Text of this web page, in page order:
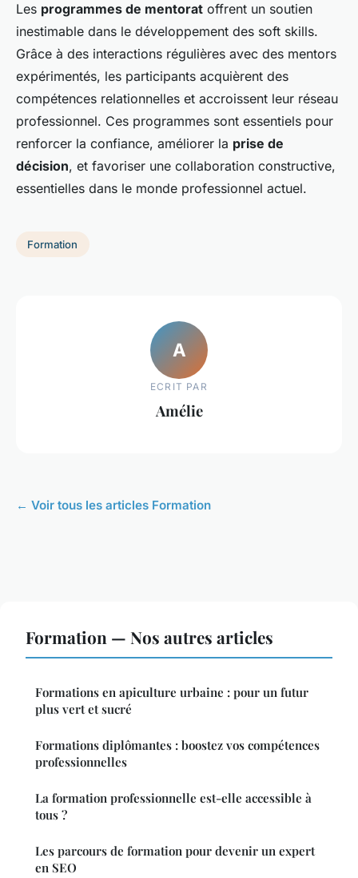
Les programmes de mentorat offrent un soutien
inestimable dans le développement des soft skills.
Grâce à des interactions régulières avec des mentors
expérimentés, les participants acquièrent des
compétences relationnelles et accroissent leur réseau
professionnel. Ces programmes sont essentiels pour
renforcer la confiance, améliorer la prise de
décision, et favoriser une collaboration constructive,
essentielles dans le monde professionnel actuel.
Formation
A
ECRIT PAR
Amélie
← Voir tous les articles Formation
Formation — Nos autres articles
Formations en apiculture urbaine : pour un futur
plus vert et sucré
Formations diplômantes : boostez vos compétences
professionnelles
La formation professionnelle est-elle accessible à
tous ?
Les parcours de formation pour devenir un expert
en SEO